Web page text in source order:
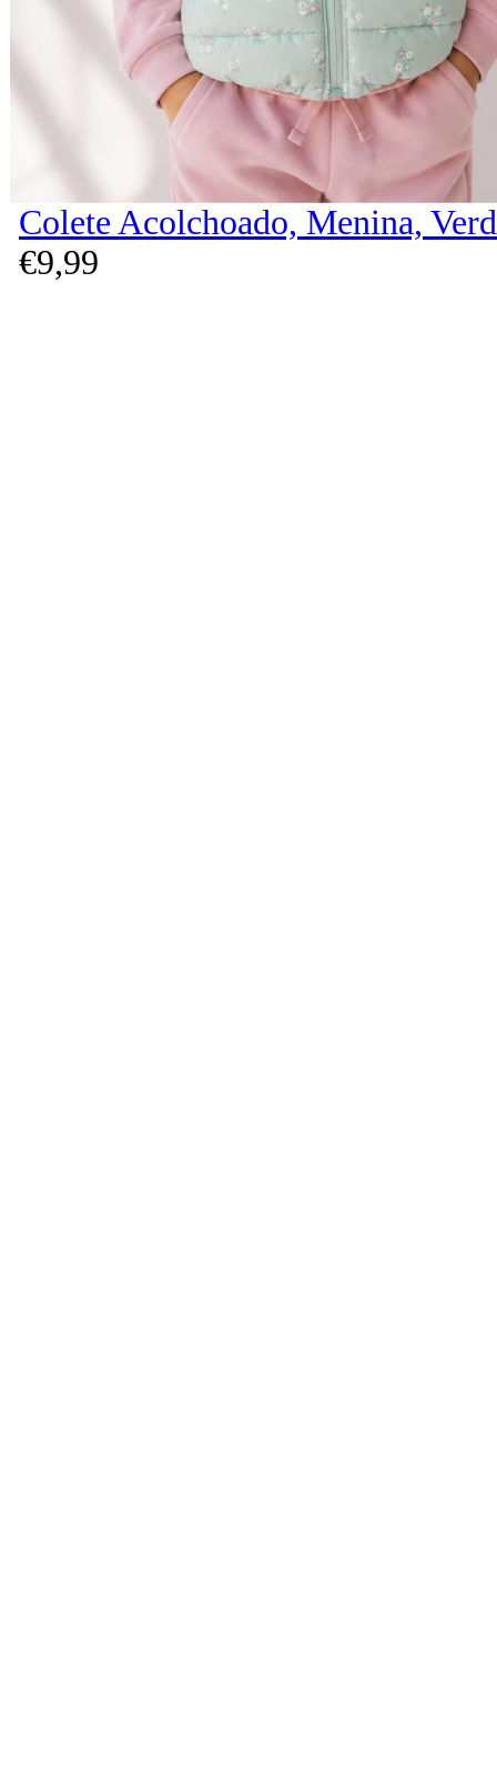
Colete Acolchoado, Menina,
€9,99